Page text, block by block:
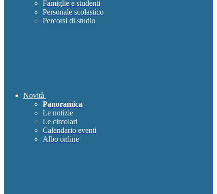
Famiglie e studenti
Personale scolastico
Percorsi di studio
Novità
Panoramica
Le notizie
Le circolari
Calendario eventi
Albo online